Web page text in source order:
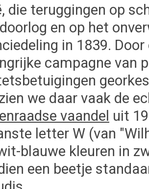
die teruggingen op
en op het
in 1839.
campagne van
we daar vaak de
vaandel uit
letter W (van
blauwe kleuren in
een beetje